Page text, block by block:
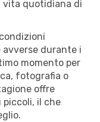
vita quotidiana di
avverse durante i
momento per
fotografia o
offre
piccoli, il che